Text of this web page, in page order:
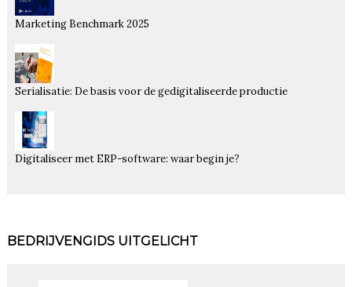
Marketing Benchmark 2025
Serialisatie: De basis voor de gedigitaliseerde productie
Digitaliseer met ERP-software: waar begin je?
BEDRIJVENGIDS UITGELICHT